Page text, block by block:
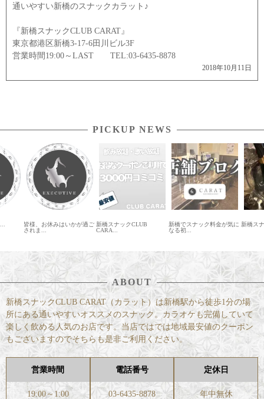
通いやすい新橋のスナックカラット♪
『新橋スナックCLUB CARAT』
東京都港区新橋3-17-6田川ビル3F
営業時間19:00～LAST TEL:03-6435-8878
2018年10月11日
PICKUP NEWS
かが過ご 新橋スナックCLUB
CARA...
新橋でスナック料金が気に
なる初...
新橋スナックCARAT &nb...新橋
ABOUT
新橋スナックCLUB CARAT（カラット）は新橋駅から徒歩1分の場
所にある通いやすいオススメのスナック。カラオケも完備していて
楽しく飲める人気のお店です。当店ではでは地域最安値のクーポン
もございますのでそちらも是非ご利用ください。
営業時間
19:00～1:00
電話番号
03-6435-8878
定休日
年中無休